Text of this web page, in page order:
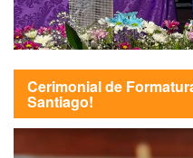
Cerimonial de
Santiago!